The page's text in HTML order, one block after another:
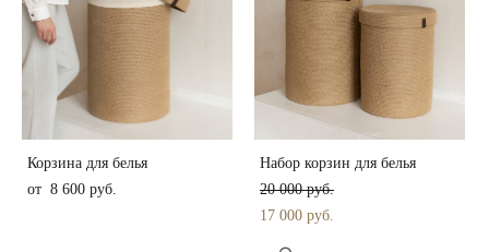
Корзина для белья
от 8 600 pуб.
Набор корзин для белья
20 000 pуб.
17 000 pуб.